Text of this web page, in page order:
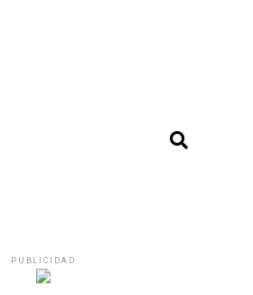
PUBLICIDAD